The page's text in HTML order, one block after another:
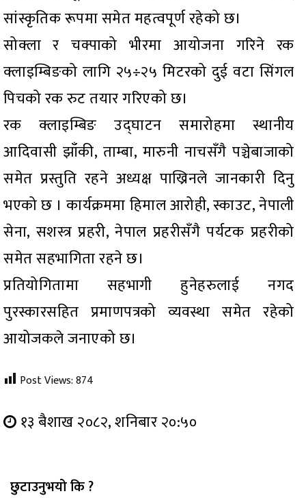
सांस्कृतिक रूपमा समेत महत्वपूर्ण रहेको छ।
सोक्ला र चक्पाको भीरमा आयोजना गरिने रक
क्लाइम्बिङको लागि २५÷२५ मिटरको दुई वटा सिंगल
पिचको रक रुट तयार गरिएको छ।
रक क्लाइम्बिङ उद्घाटन समारोहमा स्थानीय
आदिवासी झाँकी, ताम्बा, मारुनी नाचसँगै पञ्चेबाजाको
समेत प्रस्तुति रहने अध्यक्ष पाख्रिनले जानकारी दिनु
भएको छ । कार्यक्रममा हिमाल आरोही, स्काउट, नेपाली
सेना, सशस्त्र प्रहरी, नेपाल प्रहरीसँगै पर्यटक प्रहरीको
समेत सहभागिता रहने छ।
प्रतियोगितामा सहभागी हुनेहरुलाई नगद
पुरस्कारसहित प्रमाणपत्रको व्यवस्था समेत रहेको
आयोजकले जनाएको छ।
Post Views:874
१३ बैशाख २०८२, शनिबार २०:५०
छुटाउनुभयो कि ?